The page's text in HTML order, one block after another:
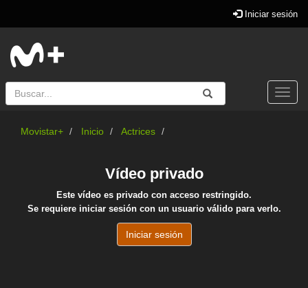
Iniciar sesión
Buscar Enviar
Buscar
Movistar+ Inicio Actrices